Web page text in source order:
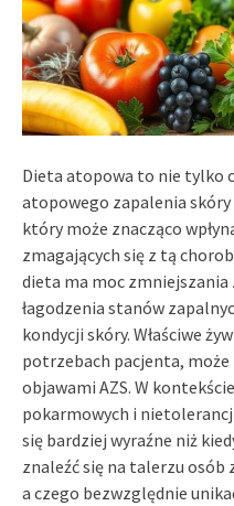
Dieta atopowa to nie tylko
atopowego zapalenia
który może znacząco
zmagających się z tą
dieta ma moc
łagodzenia stanów
kondycji skóry. Właściwe
potrzebach pacjenta, może
objawami AZS. W
pokarmowych i
się bardziej wyraźne niż
znaleźć się na talerzu
a czego bezwzględnie